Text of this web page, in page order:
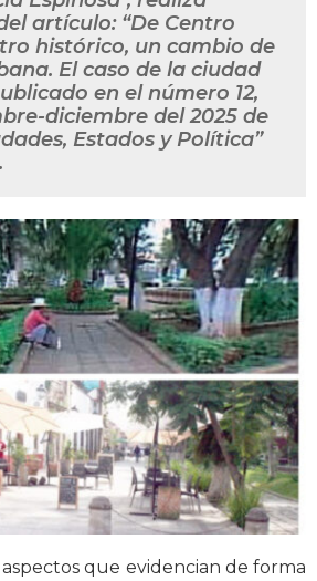
artículo: “De Centro
histórico, un cambio de
El caso de la ciudad
en el número 12,
diciembre del 2025 de
Estados y Política”
que evidencian de forma